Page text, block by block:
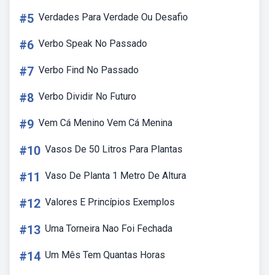
#5 Verdades Para Verdade Ou Desafio
#6 Verbo Speak No Passado
#7 Verbo Find No Passado
#8 Verbo Dividir No Futuro
#9 Vem Cá Menino Vem Cá Menina
#10 Vasos De 50 Litros Para Plantas
#11 Vaso De Planta 1 Metro De Altura
#12 Valores E Princípios Exemplos
#13 Uma Torneira Nao Foi Fechada
#14 Um Mês Tem Quantas Horas